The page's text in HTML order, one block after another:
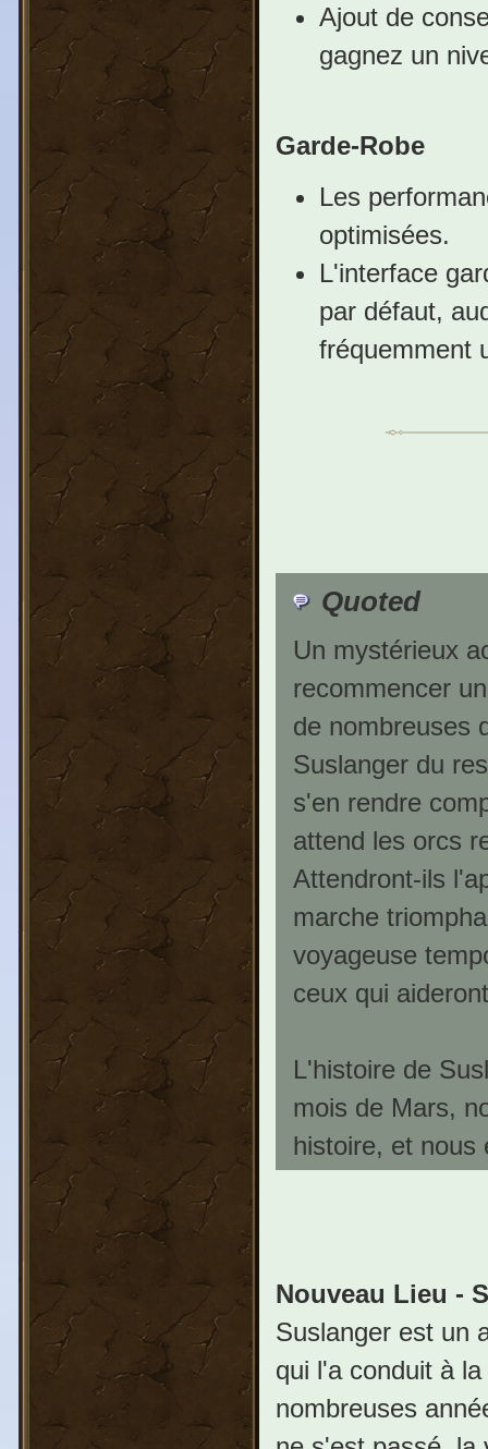
Ajout de
gagnez un
Garde-Robe
Les
optimisées.
L'interface
par défaut,
fréquemment
Quoted
Un mystérieux
recommencer
de nombreuses
Suslanger du
s'en rendre
attend les orcs
Attendront-ils
marche
voyageuse
ceux qui
L'histoire de
mois de Mars,
histoire, et nous
Nouveau Lieu -
Suslanger est un
qui l'a conduit à
nombreuses